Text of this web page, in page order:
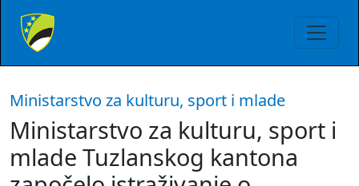
Ministarstvo za kulturu, sport i mlade
Ministarstvo za kulturu, sport i
mlade Tuzlanskog kantona